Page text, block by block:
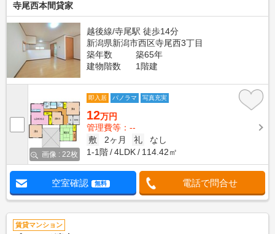
寺尾西本間貸家
越後線/寺尾駅 徒歩14分
新潟県新潟市西区寺尾西3丁目
築年数
築65年
建物階数
1階建
画像 : 22枚
即入居 パノラマ 写真充実
12万円
管理費等：--
敷
2ヶ月 礼
なし
1-1階
4LDK 114.42㎡
空室確認 無料 電話で問合せ
賃貸マンション